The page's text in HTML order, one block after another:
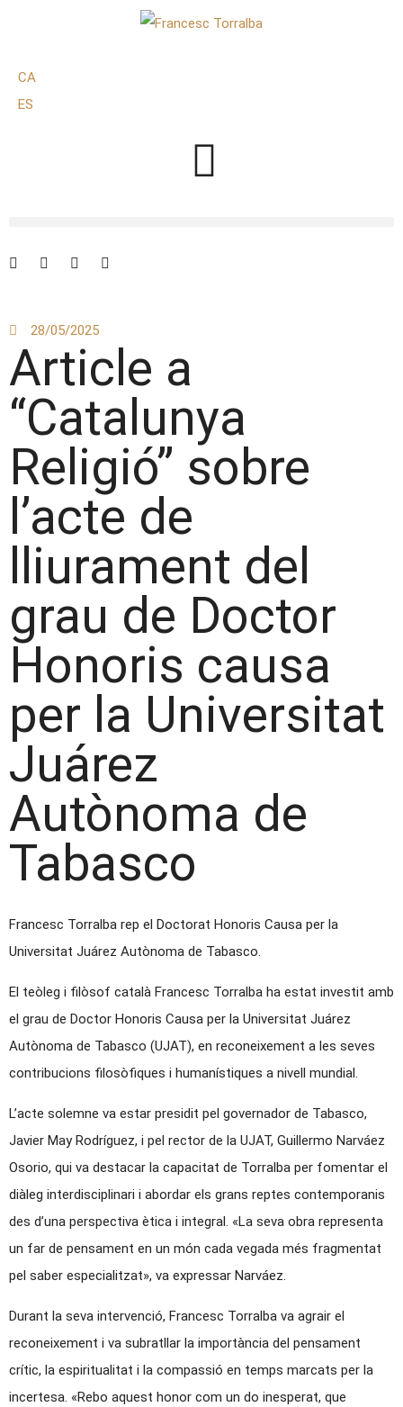
CA
ES
28/05/2025
Article a
“Catalunya
Religió” sobre
l’acte de
lliurament del
grau de Doctor
Honoris causa
per la Universitat
Juárez
Autònoma de
Tabasco
Francesc Torralba rep el Doctorat Honoris Causa per la
Universitat Juárez Autònoma de Tabasco.
El teòleg i filòsof català Francesc Torralba ha estat investit amb
el grau de Doctor Honoris Causa per la Universitat Juárez
Autònoma de Tabasco (UJAT), en reconeixement a les seves
contribucions filosòfiques i humanístiques a nivell mundial.
L’acte solemne va estar presidit pel governador de Tabasco,
Javier May Rodríguez, i pel rector de la UJAT, Guillermo Narváez
Osorio, qui va destacar la capacitat de Torralba per fomentar el
diàleg interdisciplinari i abordar els grans reptes contemporanis
des d’una perspectiva ètica i integral. «La seva obra representa
un far de pensament en un món cada vegada més fragmentat
pel saber especialitzat», va expressar Narváez.
Durant la seva intervenció, Francesc Torralba va agrair el
reconeixement i va subratllar la importància del pensament
crític, la espiritualitat i la compassió en temps marcats per la
incertesa. «Rebo aquest honor com un do inesperat, que